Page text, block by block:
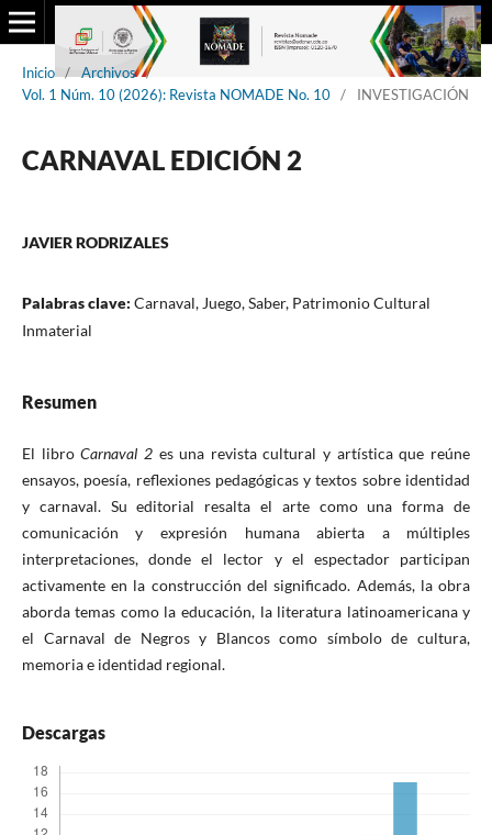
Inicio / Archivos /
Vol. 1 Núm. 10 (2026): Revista NOMADE No. 10 / INVESTIGACIÓN
CARNAVAL EDICIÓN 2
JAVIER RODRIZALES
Palabras clave: Carnaval, Juego, Saber, Patrimonio Cultural
Inmaterial
Resumen
El libroCarnaval 2es una revista cultural y artística que reúne
ensayos, poesía, reflexiones pedagógicas y textos sobre identidad
y carnaval. Su editorial resalta el arte como una forma de
comunicación y expresión humana abierta a múltiples
interpretaciones, donde el lector y el espectador participan
activamente en la construcción del significado. Además, la obra
aborda temas como la educación, la literatura latinoamericana y
el Carnaval de Negros y Blancos como símbolo de cultura,
memoria e identidad regional.
Descargas